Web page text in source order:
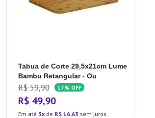
Tabua de Corte 29,5x21cm Lume
Bambu Retangular - Ou
R$ 59,90 17% OFF
R$ 49,90
Em até 3 de R$ 16,63 sem juros